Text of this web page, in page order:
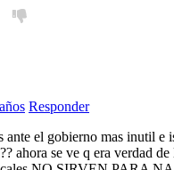
Responder
ante el gobierno mas inutil e
ahora se ve q era verdad